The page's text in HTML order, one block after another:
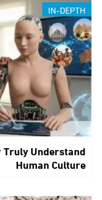
IN-DEPTH
Understand
Human Culture